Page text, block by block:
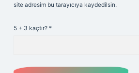
site adresim bu tarayıcıya kaydedilsin.
5 + 3 kaçtır? *